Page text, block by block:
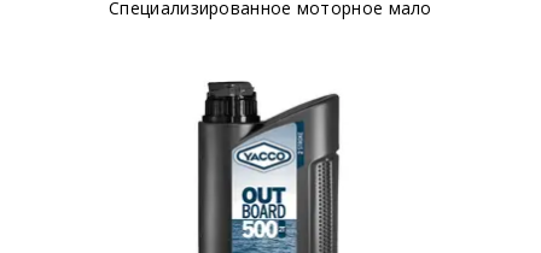
Специализированное моторное мало